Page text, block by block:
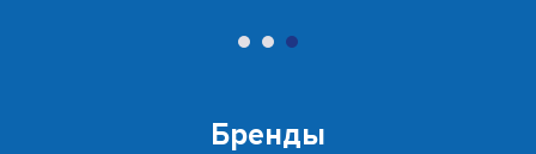
Бренды